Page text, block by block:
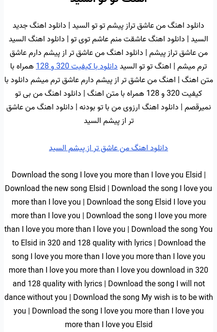
دانلود اهنگ من عاشق تراز پیشم تو تو السید | دانلود اهنگ جدید
السید | دانلود اهنگ عاشقت منم عاشم توی تو | دانلود اهنگ السید
من عاشق تراز پیشم | دانلود اهنگ من عاشق تر از پیشم دارم عاشق
ترم میشم | اهنگ تو تو السیددانلود با کیفیت 320 و 128
همراه با
متن اهنگ | اهنگ من عاشق تر از پیشم دارم عاشق ترم میشم دانلود با
کیفیت 320 و 128 همراه با متن اهنگ | دانلود اهنگ من بی تو
نمیرقصم | دانلود اهنگ ارزوی من با تو بودنه | دانلود اهنگ من عاشق
تر از پیشم السید
دانلود اهنگ من عاشق تر از پیشم السید
Download the song I love you more than I love you Elsid |
Download the new song Elsid | Download the song I love you
more than I love you | Download the song Elsid I love you
more than I love you | Download the song I love you more
than I love you more than I love you | Download the song You
to Elsid in 320 and 128 quality with lyrics | Download the
song I love you more than I love you more than I love you
more than I love you more than I love you download in 320
and 128 quality with lyrics | Download the song I will not
dance without you | Download the song My wish is to be with
you | Download the song I love you more than I love you
more than I love you Elsid